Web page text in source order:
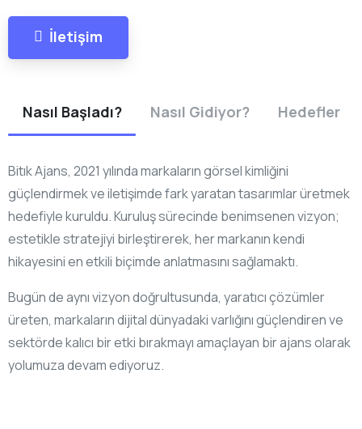
İletişim
Nasıl Başladı? Nasıl Gidiyor? Hedefler
Bitık Ajans, 2021 yılında markaların görsel kimliğini
güçlendirmek ve iletişimde fark yaratan tasarımlar üretmek
hedefiyle kuruldu. Kuruluş sürecinde benimsenen vizyon;
estetikle stratejiyi birleştirerek, her markanın kendi
hikayesini en etkili biçimde anlatmasını sağlamaktı.
Bugün de aynı vizyon doğrultusunda, yaratıcı çözümler
üreten, markaların dijital dünyadaki varlığını güçlendiren ve
sektörde kalıcı bir etki bırakmayı amaçlayan bir ajans olarak
yolumuza devam ediyoruz.